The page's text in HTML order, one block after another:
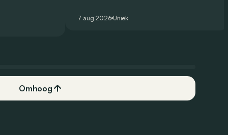
openbare weg.
7 aug 2026 Uniek
Omhoog